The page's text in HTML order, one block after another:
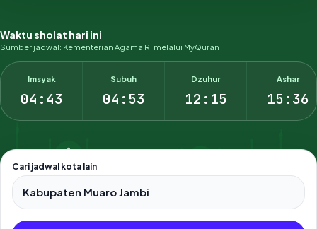
Waktu sholat hari ini
Sumber jadwal: Kementerian Agama RI melalui MyQuran
Imsyak
04:43
Subuh
04:53
Dzuhur
12:15
Ashar
15:36
Cari jadwal kota lain
Pilih salah satu dari 500+ kota dan kabupaten di Indonesia.